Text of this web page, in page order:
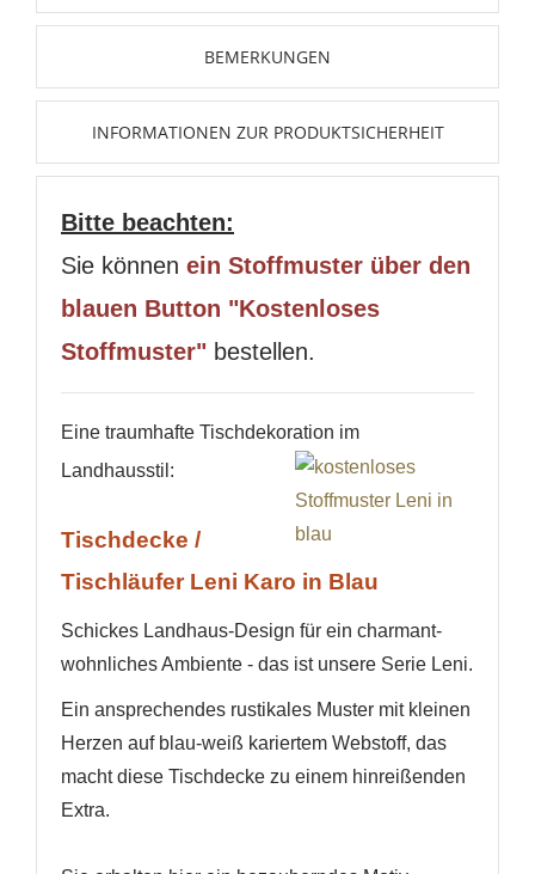
BEMERKUNGEN
INFORMATIONEN ZUR PRODUKTSICHERHEIT
Bitte beachten:
Sie können ein Stoffmuster über den
blauen Button "Kostenloses
Stoffmuster" bestellen.
Eine traumhafte Tischdekoration im
Landhausstil:
Tischdecke /
Tischläufer Leni Karo in Blau
Schickes Landhaus-Design für ein charmant-
wohnliches Ambiente - das ist unsere Serie Leni.
Ein ansprechendes rustikales Muster mit kleinen
Herzen auf blau-weiß kariertem Webstoff, das
macht diese Tischdecke zu einem hinreißenden
Extra.